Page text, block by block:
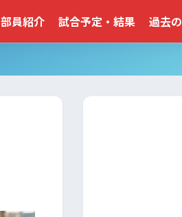
部員紹介 試合予定・結果 過去